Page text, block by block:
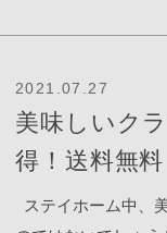
これよこれよ！私が
間が経つと油が出て
たのか、少しもそ
食べられる日がく
イガーデンまわり
店の棚が混ざってい
だわらなければ買え
ますね冷凍食品肉乾
しいのです。この
2021.07.27
美味しいク
得！送料無料
ステイホーム中、